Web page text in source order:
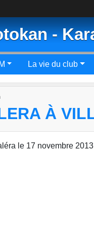
-
La vie du club
À
le 17 novembre